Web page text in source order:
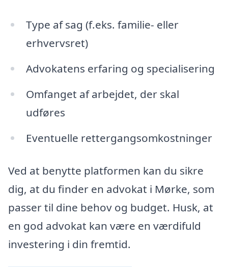
Type af sag (f.eks. familie- eller
erhvervsret)
Advokatens erfaring og specialisering
Omfanget af arbejdet, der skal
udføres
Eventuelle rettergangsomkostninger
Ved at benytte platformen kan du sikre
dig, at du finder en advokat i Mørke, som
passer til dine behov og budget. Husk, at
en god advokat kan være en værdifuld
investering i din fremtid.